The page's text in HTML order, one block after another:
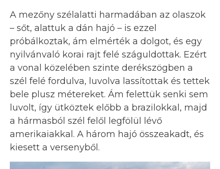
A mezőny szélalatti harmadában az olaszok
– sőt, alattuk a dán hajó – is ezzel
próbálkoztak, ám elmérték a dolgot, és egy
nyilvánvaló korai rajt felé száguldottak. Ezért
a vonal közelében szinte derékszögben a
szél felé fordulva, luvolva lassítottak és tettek
bele plusz métereket. Ám felettük senki sem
luvolt, így ütköztek előbb a brazilokkal, majd
a hármasból szél felől legfölül lévő
amerikaiakkal. A három hajó összeakadt, és
kiesett a versenyből.